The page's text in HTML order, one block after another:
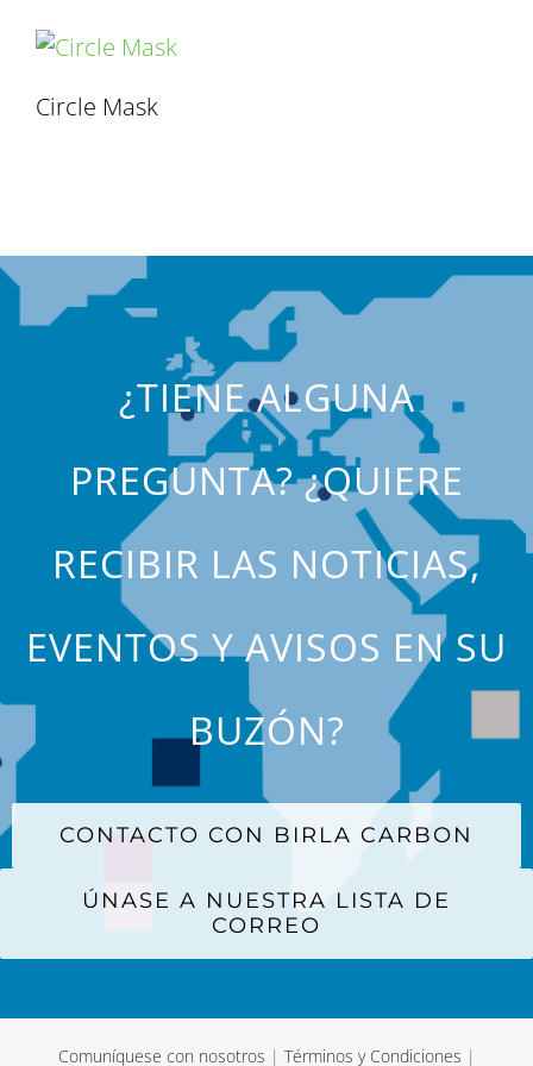
Circle Mask
¿TIENE ALGUNA
PREGUNTA? ¿QUIERE
RECIBIR LAS NOTICIAS,
EVENTOS Y AVISOS EN SU
BUZÓN?
CONTACTO CON BIRLA CARBON
ÚNASE A NUESTRA LISTA DE
CORREO
Comuníquese con nosotros | Términos y Condiciones |